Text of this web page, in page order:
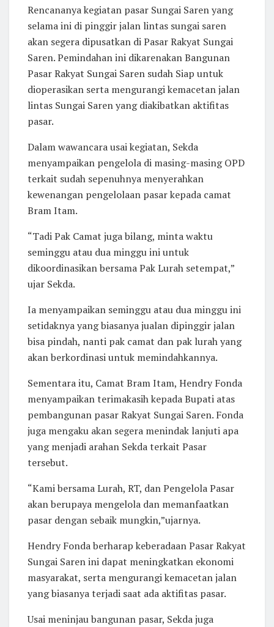
Rencananya kegiatan pasar Sungai Saren yang
selama ini di pinggir jalan lintas sungai saren
akan segera dipusatkan di Pasar Rakyat Sungai
Saren. Pemindahan ini dikarenakan Bangunan
Pasar Rakyat Sungai Saren sudah Siap untuk
dioperasikan serta mengurangi kemacetan jalan
lintas Sungai Saren yang diakibatkan aktifitas
pasar.
Dalam wawancara usai kegiatan, Sekda
menyampaikan pengelola di masing-masing OPD
terkait sudah sepenuhnya menyerahkan
kewenangan pengelolaan pasar kepada camat
Bram Itam.
“Tadi Pak Camat juga bilang, minta waktu
seminggu atau dua minggu ini untuk
dikoordinasikan bersama Pak Lurah setempat,”
ujar Sekda.
Ia menyampaikan seminggu atau dua minggu ini
setidaknya yang biasanya jualan dipinggir jalan
bisa pindah, nanti pak camat dan pak lurah yang
akan berkordinasi untuk memindahkannya.
Sementara itu, Camat Bram Itam, Hendry Fonda
menyampaikan terimakasih kepada Bupati atas
pembangunan pasar Rakyat Sungai Saren. Fonda
juga mengaku akan segera menindak lanjuti apa
yang menjadi arahan Sekda terkait Pasar
tersebut.
“Kami bersama Lurah, RT, dan Pengelola Pasar
akan berupaya mengelola dan memanfaatkan
pasar dengan sebaik mungkin,”ujarnya.
Hendry Fonda berharap keberadaan Pasar Rakyat
Sungai Saren ini dapat meningkatkan ekonomi
masyarakat, serta mengurangi kemacetan jalan
yang biasanya terjadi saat ada aktifitas pasar.
Usai meninjau bangunan pasar, Sekda juga